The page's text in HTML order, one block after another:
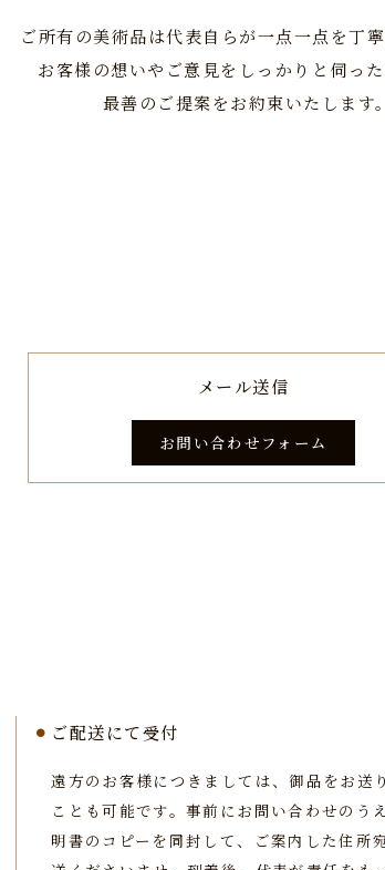
ご所有の美術品は代表自らが一点一点を丁寧
お客様の想いやご意見をしっかりと伺った
最善のご提案をお約束いたします。
メール送信
お問い合わせフォーム
ご配送にて受付
遠方のお客様につきましては、御品をお送
ことも可能です。事前にお問い合わせのう
明書のコピーを同封して、ご案内した住所